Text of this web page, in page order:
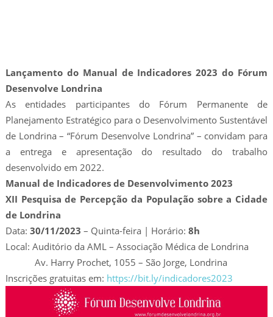
Lançamento do Manual de Indicadores 2023 do Fórum
Desenvolve Londrina
As entidades participantes do Fórum Permanente de
Planejamento Estratégico para o Desenvolvimento Sustentável
de Londrina – “Fórum Desenvolve Londrina” – convidam para
a entrega e apresentação do resultado do trabalho
desenvolvido em 2022.
Manual de Indicadores de Desenvolvimento 2023
XII Pesquisa de Percepção da População sobre a Cidade
de Londrina
Data: 30/11/2023 – Quinta-feira | Horário: 8h
Local: Auditório da AML – Associação Médica de Londrina
Av. Harry Prochet, 1055 – São Jorge, Londrina
Inscrições gratuitas em: https://bit.ly/indicadores2023